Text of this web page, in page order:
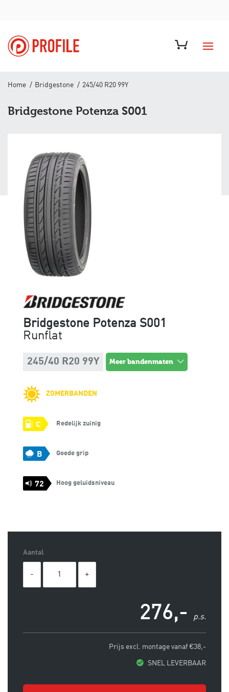
Home Bridgestone 245/40 R20 99Y
Bridgestone Potenza S001
Bridgestone Potenza S001
Runflat
245/40 R20 99Y meer bandenmaten
ZOMERBANDEN
C Redelijk zuinig
B Goede grip
72 Hoog geluidsniveau
Aantal
276,- p.s.
Prijs excl. montage vanaf €38,-
SNEL LEVERBAAR